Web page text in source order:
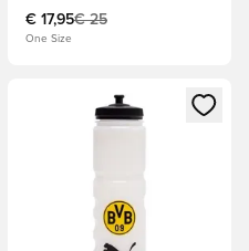
€ 17,95€ 25
One Size
of je aan te melden als
Opent een venster om in te